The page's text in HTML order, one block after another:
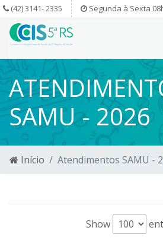
(42) 3141- 2335 Segunda à Sexta
SAMU - 2026
Início Atendimentos SAMU -
Show